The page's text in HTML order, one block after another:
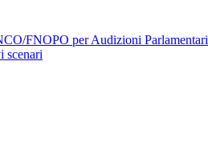
FNOPO per Audizioni Parlamentari
scenari